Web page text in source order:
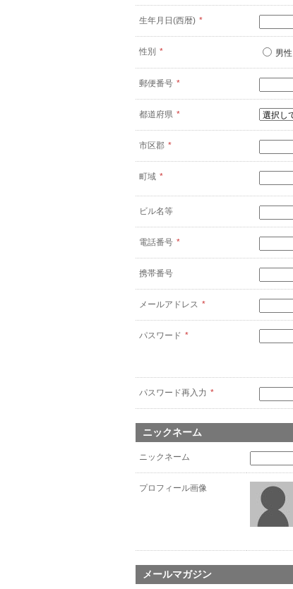
生年月日(西暦) *
性別 * 男性
郵便番号 *
都道府県 *
市区郡 *
町域 *
ビル名等
電話番号 *
携帯番号
メールアドレス *
パスワード *
パスワード再入力 *
ニックネーム
ニックネーム
プロフィール画像
メールマガジン